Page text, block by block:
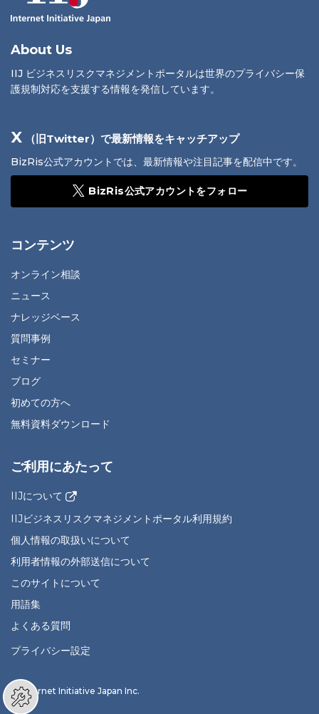
About Us
IIJ ビジネスリスクマネジメントポータルは世界のプライバシー保
護規制対応を支援する情報を発信しています。
X （旧Twitter）で最新情報をキャッチアップ
BizRis公式アカウントでは、最新情報や注目記事を配信中です。
BizRis公式アカウントをフォロー
コンテンツ
オンライン相談
ニュース
ナレッジベース
質問事例
セミナー
ブログ
初めての方へ
無料資料ダウンロード
ご利用にあたって
IIJについて
IIJビジネスリスクマネジメントポータル利用規約
個人情報の取扱いについて
利用者情報の外部送信について
このサイトについて
用語集
よくある質問
プライバシー設定
© Internet Initiative Japan Inc.